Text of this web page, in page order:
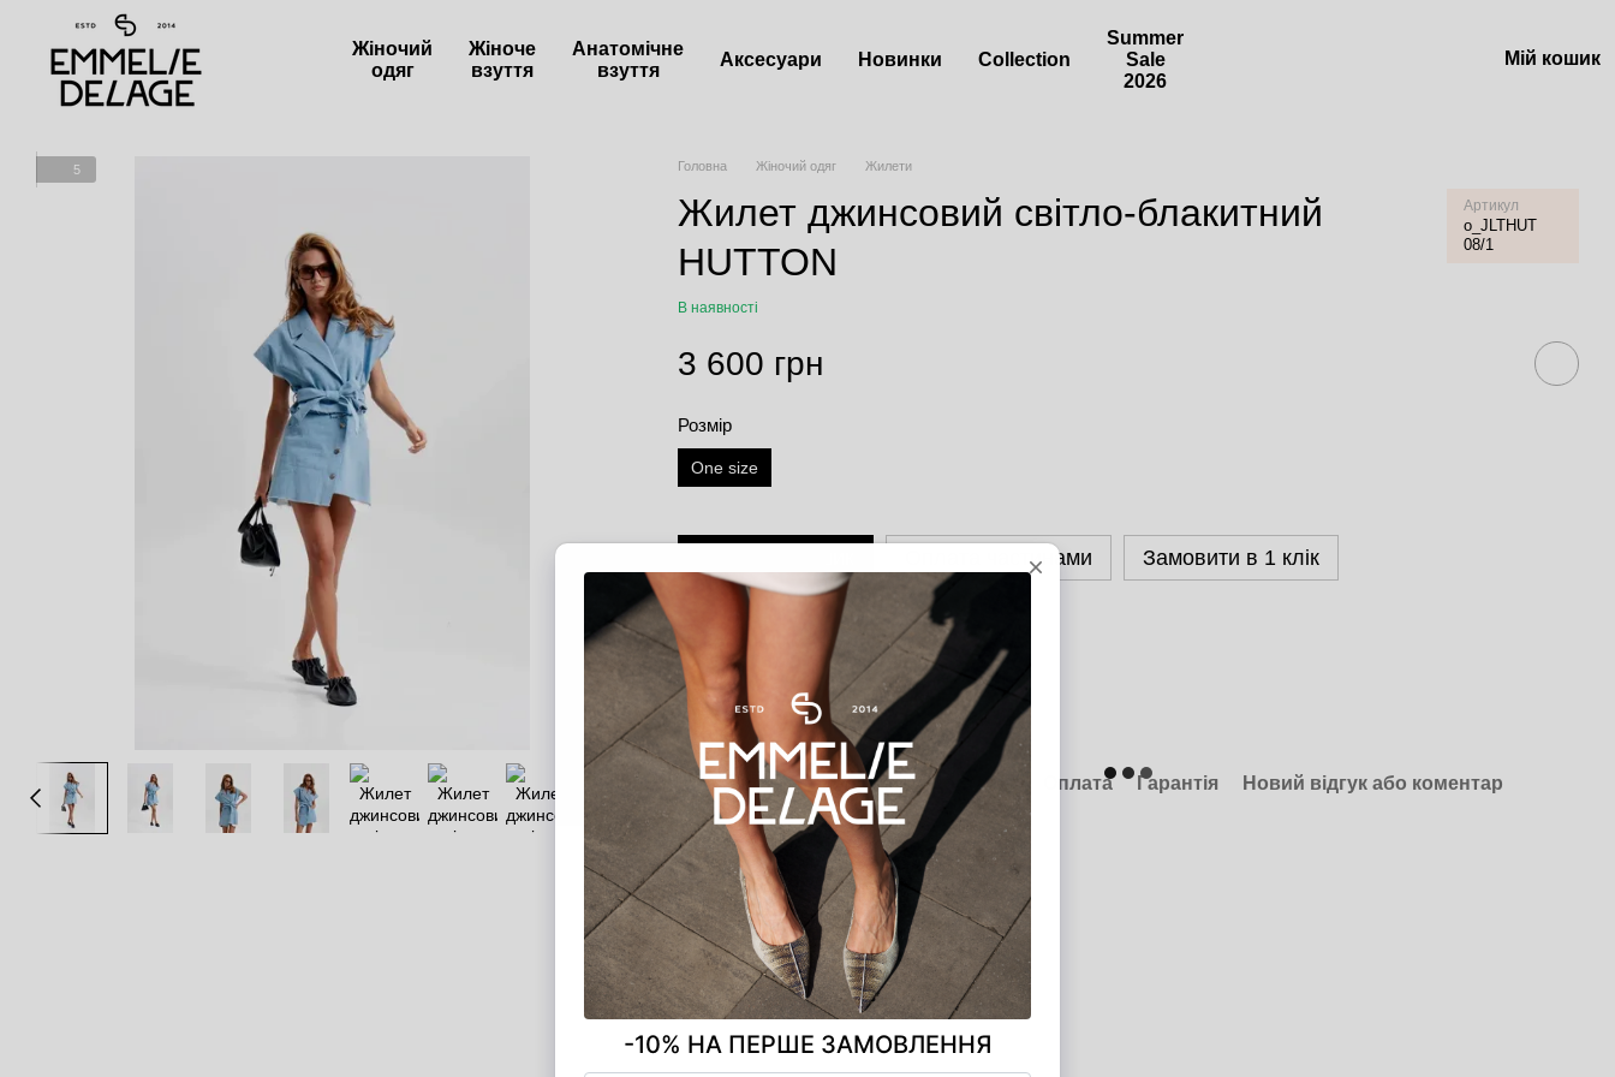
Перейти до основного контенту
Жіночий
одяг
Жіноче
взуття
Анатомічне
взуття
Аксесуари Новинки Сollection
Summer
Sale
2026
Мій кошик
5 Головна Жіночий одяг Жилети
Жилет джинсовий світло-блакитний
HUTTON
Артикул
o_JLTHUT
08/1
В наявності
3 600 грн
Розмір
One size
Оплата частинами Замовити в 1 клік
ОПЛАТА ЧАСТИНАМИ
5 платежів по 720.00 грн
Опис Характеристики Доставка Оплата Гарантія Новий відгук або коментар